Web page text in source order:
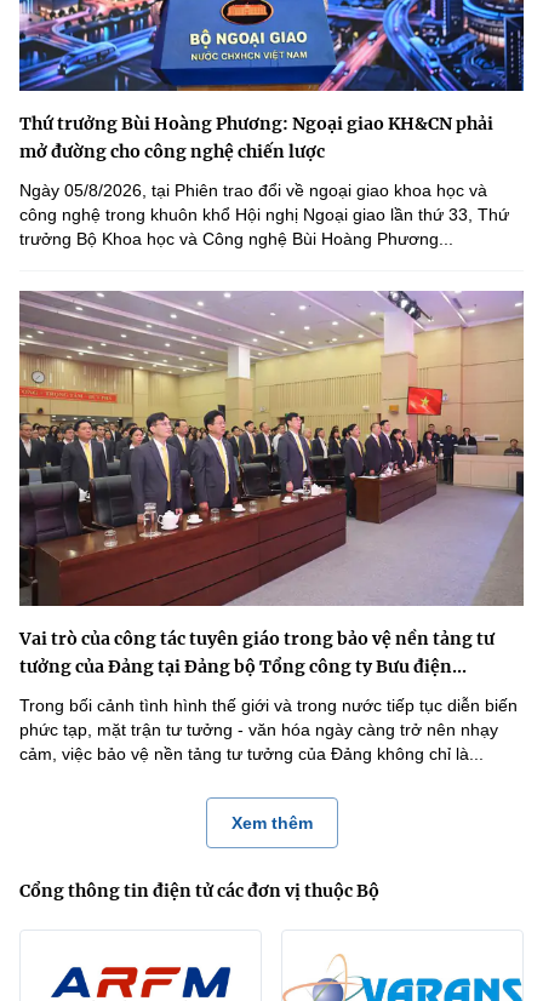
Thứ trưởng Bùi Hoàng Phương: Ngoại giao KH&CN phải
mở đường cho công nghệ chiến lược
Ngày 05/8/2026, tại Phiên trao đổi về ngoại giao khoa học và
công nghệ trong khuôn khổ Hội nghị Ngoại giao lần thứ 33, Thứ
trưởng Bộ Khoa học và Công nghệ Bùi Hoàng Phương...
Vai trò của công tác tuyên giáo trong bảo vệ nền tảng tư
tưởng của Đảng tại Đảng bộ Tổng công ty Bưu điện...
Trong bối cảnh tình hình thế giới và trong nước tiếp tục diễn biến
phức tạp, mặt trận tư tưởng - văn hóa ngày càng trở nên nhạy
cảm, việc bảo vệ nền tảng tư tưởng của Đảng không chỉ là...
Xem thêm
Cổng thông tin điện tử các đơn vị thuộc Bộ